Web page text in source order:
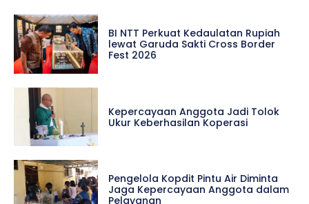
BI NTT Perkuat Kedaulatan Rupiah
lewat Garuda Sakti Cross Border
Fest 2026
Kepercayaan Anggota Jadi Tolok
Ukur Keberhasilan Koperasi
Pengelola Kopdit Pintu Air Diminta
Jaga Kepercayaan Anggota dalam
Pelayanan